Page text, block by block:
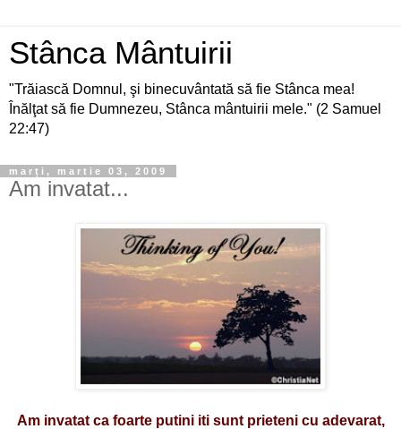
Stânca Mântuirii
"Trăiască Domnul, şi binecuvântată să fie Stânca mea!
Înălţat să fie Dumnezeu, Stânca mântuirii mele." (2 Samuel
22:47)
marți, martie 03, 2009
Am invatat...
Am invatat ca foarte putini iti sunt prieteni cu adevarat,